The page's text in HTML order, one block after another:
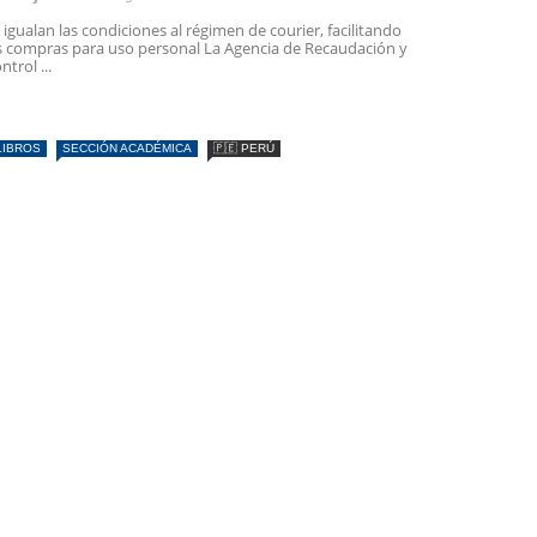
igualan las condiciones al régimen de courier, facilitando
compras para uso personal La Agencia de Recaudación y
...
SECCIÓN ACADÉMICA 🇵🇪 PERÚ